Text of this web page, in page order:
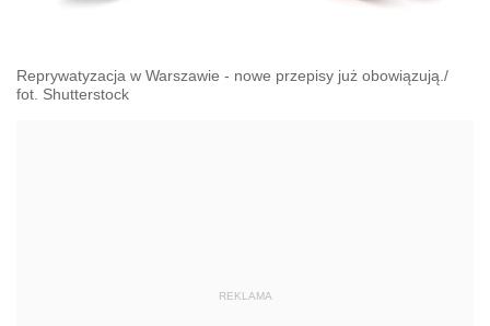
Reprywatyzacja w Warszawie - nowe przepisy już obowiązują./
fot. Shutterstock